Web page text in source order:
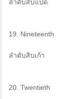
ลำดับสิบแปด
19. Nineteenth
ลำดับสิบเก้า
20. Twentieth